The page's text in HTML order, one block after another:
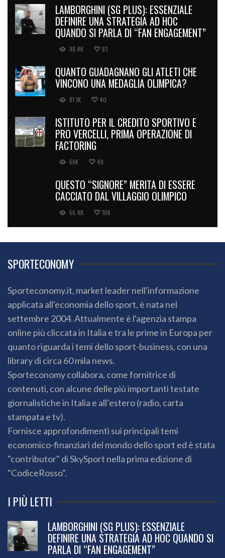
LAMBORGHINI (SG PLUS): ESSENZIALE
DEFINIRE UNA STRATEGIA AD HOC
QUANDO SI PARLA DI “FAN ENGAGEMENT”
98.4K 83
QUANTO GUADAGNANO GLI ATLETI CHE
VINCONO UNA MEDAGLIA OLIMPICA?
81.1K 40
ISTITUTO PER IL CREDITO SPORTIVO E
PRO VERCELLI, PRIMA OPERAZIONE DI
FACTORING
66K 48
QUESTO “SIGNORE” MERITA DI ESSERE
CACCIATO DAL VILLAGGIO OLIMPICO
56.4K 106
SPORTECONOMY
Sporteconomy.it, market leader nell'informazione
applicata all'economia dello sport, è nata nel
settembre 2004. Attualmente è l'agenzia stampa
online più cliccata in Italia e tra le prime in Europa per
quanto riguarda i temi dello sport-business, con una
library di circa 60 mila news.
Sporteconomy collabora, come fornitrice di
contenuti, con alcune delle più importanti testate
giornalistiche in Italia e all’estero (radio, carta
stampata e tv).
Fornisce approfondimenti sui principali temi
economico-finanziari del mondo dello sport ed è stata
"contributor" di SkySport nella prima edizione di
"CodiceRosso".
I PIÙ LETTI
LAMBORGHINI (SG PLUS): ESSENZIALE
DEFINIRE UNA STRATEGIA AD HOC QUANDO SI
PARLA DI “FAN ENGAGEMENT”